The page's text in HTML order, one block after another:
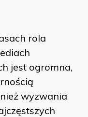
rola
jest ogromna,
wyzwania